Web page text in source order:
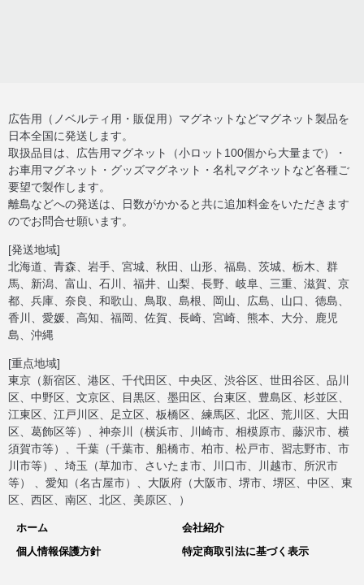
広告用（ノベルティ用・販促用）マグネットなどマグネット製品を
日本全国に発送します。
取扱品目は、広告用マグネット（小ロット100個から大量まで）・
お車用マグネット・グッズマグネット・名札マグネットなど各種ご
要望で製作します。
離島などへの発送は、日数がかかると共に追加料金をいただきます
のでお問合せ願います。
[発送地域]
北海道、青森、岩手、宮城、秋田、山形、福島、茨城、栃木、群
馬、新潟、富山、石川、福井、山梨、長野、岐阜、三重、滋賀、京
都、兵庫、奈良、和歌山、鳥取、島根、岡山、広島、山口、徳島、
香川、愛媛、高知、福岡、佐賀、長崎、宮崎、熊本、大分、鹿児
島、沖縄
[重点地域]
東京（新宿区、港区、千代田区、中央区、渋谷区、世田谷区、品川
区、中野区、文京区、目黒区、墨田区、台東区、豊島区、杉並区、
江東区、江戸川区、足立区、板橋区、練馬区、北区、荒川区、大田
区、葛飾区等）、神奈川（横浜市、川崎市、相模原市、藤沢市、横
須賀市等）、千葉（千葉市、船橋市、柏市、松戸市、習志野市、市
川市等）、埼玉（草加市、さいたま市、川口市、川越市、所沢市
等） 、愛知（名古屋市）、大阪府（大阪市、堺市、堺区、中区、東
区、西区、南区、北区、美原区、）
ホーム
会社紹介
個人情報保護方針
特定商取引法に基づく表示